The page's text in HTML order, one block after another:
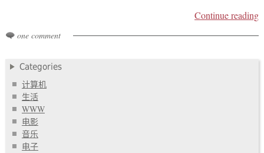
Continue reading
one comment
Categories
计算机
生活
WWW
电影
音乐
电子